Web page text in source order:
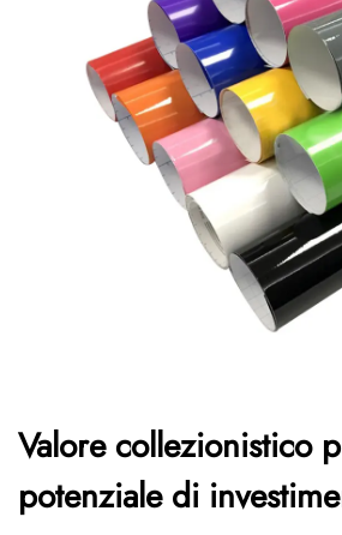
Valore collezionistico
potenziale di